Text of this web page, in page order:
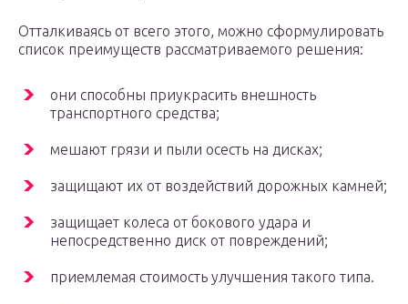
Отталкиваясь от всего этого, можно сформулировать
список преимуществ рассматриваемого решения:
они способны приукрасить внешность
транспортного средства;
мешают грязи и пыли осесть на дисках;
защищают их от воздействий дорожных камней;
защищает колеса от бокового удара и
непосредственно диск от повреждений;
приемлемая стоимость улучшения такого типа.